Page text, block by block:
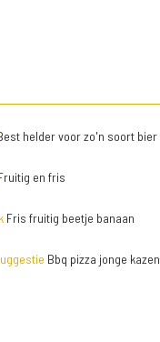
helder voor zo'n soort bier
en fris
Fris fruitig beetje banaan
Bbq pizza jonge kazen